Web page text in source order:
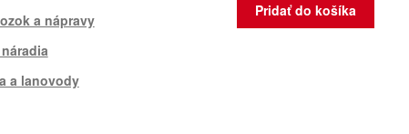
Pridať do košíka
a nápravy
a lanovody